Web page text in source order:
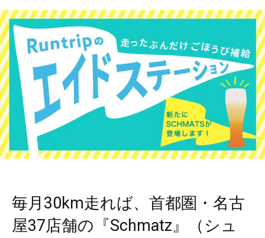
毎月30km走れば、首都圏・名古
屋37店舗の『Schmatz』（シュ